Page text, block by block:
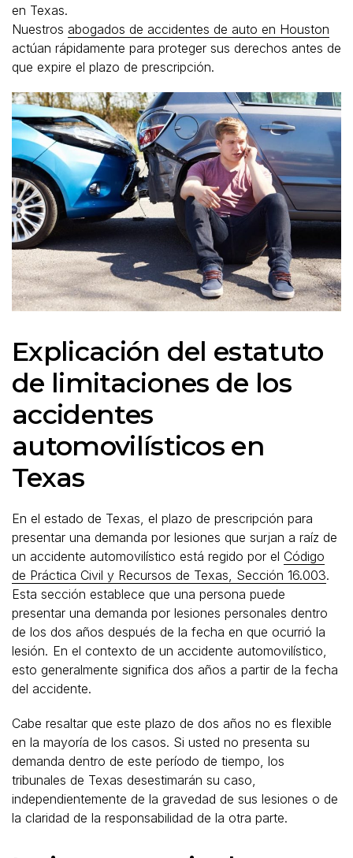
en Texas.
Nuestros abogados de accidentes de auto en Houston
actúan rápidamente para proteger sus derechos antes de
que expire el plazo de prescripción.
Explicación del estatuto
de limitaciones de los
accidentes
automovilísticos en
Texas
En el estado de Texas, el plazo de prescripción para
presentar una demanda por lesiones que surjan a raíz de
un accidente automovilístico está regido por el Código
de Práctica Civil y Recursos de Texas, Sección 16.003.
Esta sección establece que una persona puede
presentar una demanda por lesiones personales dentro
de los dos años después de la fecha en que ocurrió la
lesión. En el contexto de un accidente automovilístico,
esto generalmente significa dos años a partir de la fecha
del accidente.
Cabe resaltar que este plazo de dos años no es flexible
en la mayoría de los casos. Si usted no presenta su
demanda dentro de este período de tiempo, los
tribunales de Texas desestimarán su caso,
independientemente de la gravedad de sus lesiones o de
la claridad de la responsabilidad de la otra parte.